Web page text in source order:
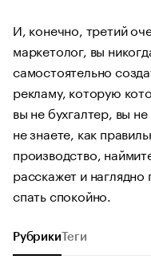
И, конечно, третий
маркетолог, вы
самостоятельно
рекламу, которую
вы не бухгалтер, вы
не знаете, как
производство,
расскажет и
спать спокойно.
Рубрики Теги